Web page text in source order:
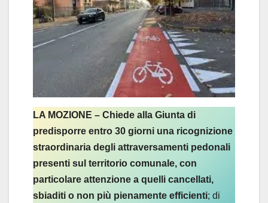
LA MOZIONE – Chiede alla Giunta di
predisporre entro 30 giorni una ricognizione
straordinaria degli attraversamenti pedonali
presenti sul territorio comunale, con
particolare attenzione a quelli cancellati,
sbiaditi o non più pienamente efficienti; di